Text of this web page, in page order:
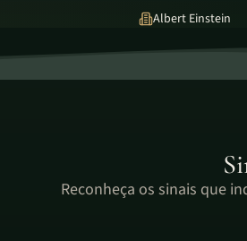
Albert Einstein
Reconheça os sinais que